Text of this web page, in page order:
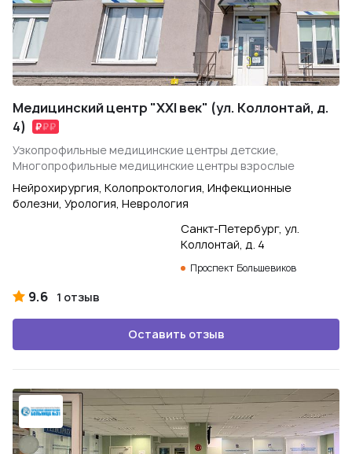
Медицинский центр "XXI век" (ул. Коллонтай, д.
4)
Узкопрофильные медицинские центры детские,
Многопрофильные медицинские центры взрослые
Нейрохирургия, Колопроктология, Инфекционные
болезни, Урология, Неврология
Санкт-Петербург, ул.
Коллонтай, д. 4
Проспект Большевиков
9.6 1 отзыв
Оставить отзыв